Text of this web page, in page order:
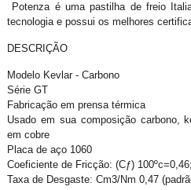
Potenza é uma pastilha de freio
tecnologia e possui os melhores
DESCRIÇÃO
Modelo Kevlar - Carbono
Série GT
Fabricação em prensa térmica
Usado em sua composição carbono,
em cobre
Placa de aço 1060
Coeficiente de Fricção: (Cƒ)
Taxa de Desgaste: Cm3/Nm 0,47